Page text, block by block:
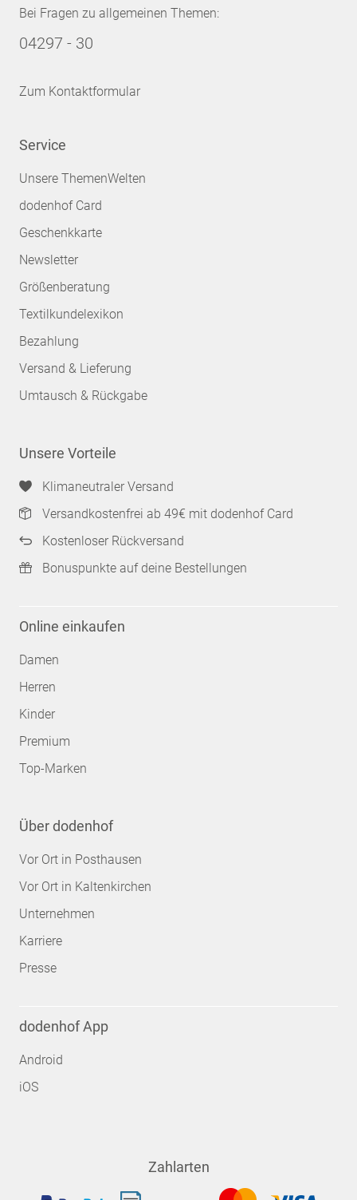
Bei Fragen zu allgemeinen Themen:
04297 - 30
Zum Kontaktformular
Service
Unsere ThemenWelten
dodenhof Card
Geschenkkarte
Newsletter
Größenberatung
Textilkundelexikon
Bezahlung
Versand & Lieferung
Umtausch & Rückgabe
Unsere Vorteile
Klimaneutraler Versand
Versandkostenfrei ab 49€ mit dodenhof Card
Kostenloser Rückversand
Bonuspunkte auf deine Bestellungen
Online einkaufen
Damen
Herren
Kinder
Premium
Top-Marken
Über dodenhof
Vor Ort in Posthausen
Vor Ort in Kaltenkirchen
Unternehmen
Karriere
Presse
dodenhof App
Android
iOS
Zahlarten